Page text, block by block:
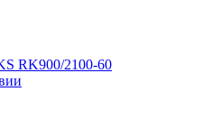
RK900/2100-60